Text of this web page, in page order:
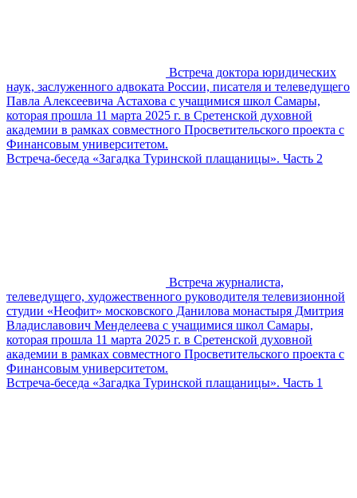
Встреча доктора юридических
наук, заслуженного адвоката России, писателя и телеведущего
Павла Алексеевича Астахова с учащимися школ Самары,
которая прошла 11 марта 2025 г. в Сретенской духовной
академии в рамках совместного Просветительского проекта с
Финансовым университетом.
Встреча-беседа «Загадка Туринской плащаницы». Часть 2
Встреча журналиста,
телеведущего, художественного руководителя телевизионной
студии «Неофит» московского Данилова монастыря Дмитрия
Владиславович Менделеева с учащимися школ Самары,
которая прошла 11 марта 2025 г. в Сретенской духовной
академии в рамках совместного Просветительского проекта с
Финансовым университетом.
Встреча-беседа «Загадка Туринской плащаницы». Часть 1